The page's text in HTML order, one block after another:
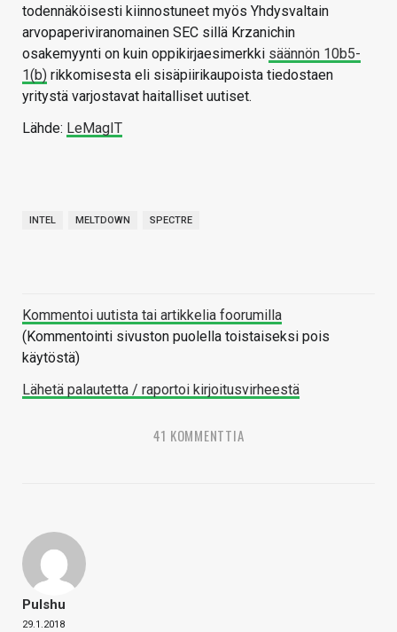
todennäköisesti kiinnostuneet myös Yhdysvaltain
arvopaperiviranomainen SEC sillä Krzanichin
osakemyynti on kuin oppikirjaesimerkki säännön 10b5-
1(b) rikkomisesta eli sisäpiirikaupoista tiedostaen
yritystä varjostavat haitalliset uutiset.
Lähde: LeMagIT
INTEL MELTDOWN SPECTRE
Kommentoi uutista tai artikkelia foorumilla
(Kommentointi sivuston puolella toistaiseksi pois
käytöstä)
Lähetä palautetta / raportoi kirjoitusvirheestä
41 KOMMENTTIA
Pulshu
29.1.2018